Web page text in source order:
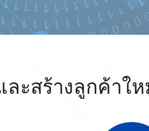
ละสร้างลูกค้าใ